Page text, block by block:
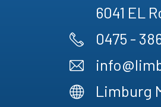
6041 EL
0475 -
Limburg